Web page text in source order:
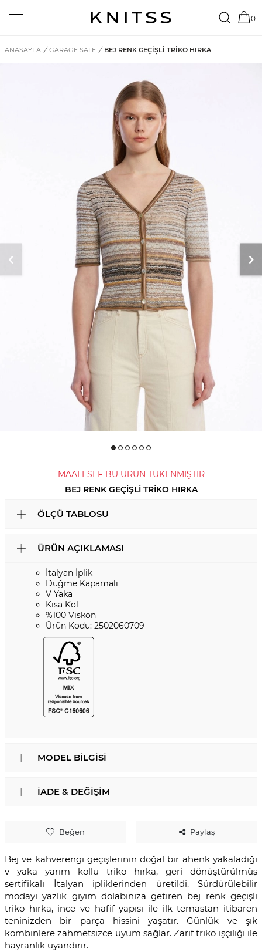
0
ANASAYFA / GARAGE SALE / BEJ RENK GEÇIŞLI TRIKO HIRKA
MAALESEF BU ÜRÜN TÜKENMİŞTİR
BEJ RENK GEÇIŞLI TRIKO HIRKA
Beğen Paylaş
Bej ve kahverengi geçişlerinin doğal bir ahenk yakaladığı
v yaka yarım kollu triko hırka, geri dönüştürülmüş
sertifikalı İtalyan ipliklerinden üretildi. Sürdürülebilir
modayı yazlık giyim dolabınıza getiren bej renk geçişli
triko hırka, ince ve hafif yapısı ile ilk temastan itibaren
teninizden bir parça hissini yaşatır. Günlük ve şık
kombinlere zahmetsizce uyum sağlar. Zarif triko işçiliği ile
hayranlık uyandırır.
ÖLÇÜ TABLOSU
ÜRÜN AÇIKLAMASI
İtalyan İplik
Düğme Kapamalı
V Yaka
Kısa Kol
%100 Viskon
Ürün Kodu: 2502060709
MODEL BILGISI
İADE & DEĞIŞIM